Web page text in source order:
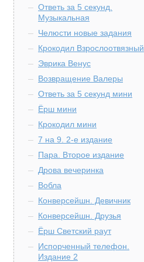
Ответь за 5 секунд.
Музыкальная
Челюсти новые задания
Крокодил Взрослоотвязный
Эврика Венус
Возвращение Валеры
Ответь за 5 секунд мини
Ёрш мини
Крокодил мини
7 на 9. 2-е издание
Пара. Второе издание
Дрова вечеринка
Вобла
Конверсейшн. Девичник
Конверсейшн. Друзья
Ёрш Светский раут
Испорченный телефон.
Издание 2